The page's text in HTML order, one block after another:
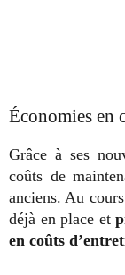
Économies en
Grâce à ses
coûts de
anciens. Au
déjà en place et
en coûts